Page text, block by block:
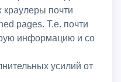
краулеры почти
pages. Т.е. почти
информацию и со
усилий от